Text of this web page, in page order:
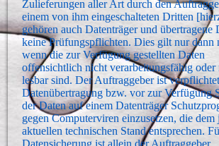
Zulieferungen aller Art durch den
einem von ihm eingeschalteten Dritten
gehören auch Datenträger und übertragene
keine Prüfungspflichten. Dies gilt nur dann
wenn die zur Verfügung gestellten Daten
offensichtlich nicht verarbeitungsfähig oder
lesbar sind. Der Auftraggeber ist
Datenübertragung bzw. vor zur Verfügung
der Daten auf einem Datenträger
gegen Computerviren einzusetzen, die dem
aktuellen technischen Stand entsprechen.
Datensicherung ist allein der Auftraggeber